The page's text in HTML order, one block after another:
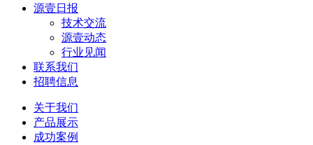
源壹日报
技术交流
源壹动态
行业见闻
联系我们
招聘信息
关于我们
产品展示
成功案例